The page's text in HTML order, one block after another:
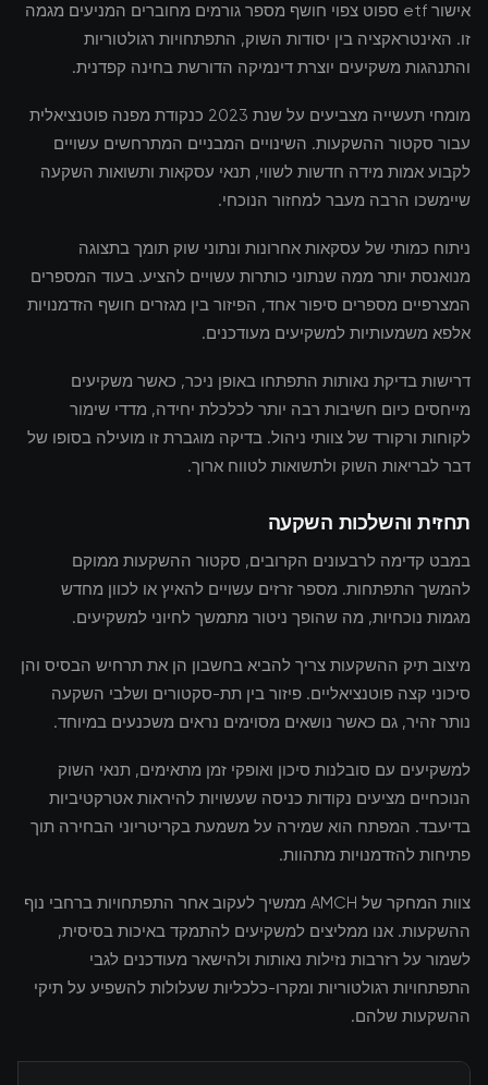
אישור etf ספוט צפוי חושף מספר גורמים מחוברים המניעים מגמה
זו. האינטראקציה בין יסודות השוק, התפתחויות רגולטוריות
והתנהגות משקיעים יוצרת דינמיקה הדורשת בחינה קפדנית.
מומחי תעשייה מצביעים על שנת 2023 כנקודת מפנה פוטנציאלית
עבור סקטור ההשקעות. השינויים המבניים המתרחשים עשויים
לקבוע אמות מידה חדשות לשווי, תנאי עסקאות ותשואות השקעה
שיימשכו הרבה מעבר למחזור הנוכחי.
ניתוח כמותי של עסקאות אחרונות ונתוני שוק תומך בתצוגה
מנואנסת יותר ממה שנתוני כותרות עשויים להציע. בעוד המספרים
המצרפיים מספרים סיפור אחד, הפיזור בין מגזרים חושף הזדמנויות
אלפא משמעותיות למשקיעים מעודכנים.
דרישות בדיקת נאותות התפתחו באופן ניכר, כאשר משקיעים
מייחסים כיום חשיבות רבה יותר לכלכלת יחידה, מדדי שימור
לקוחות ורקורד של צוותי ניהול. בדיקה מוגברת זו מועילה בסופו של
דבר לבריאות השוק ולתשואות לטווח ארוך.
תחזית והשלכות השקעה
במבט קדימה לרבעונים הקרובים, סקטור ההשקעות ממוקם
להמשך התפתחות. מספר זרזים עשויים להאיץ או לכוון מחדש
מגמות נוכחיות, מה שהופך ניטור מתמשך לחיוני למשקיעים.
מיצוב תיק ההשקעות צריך להביא בחשבון הן את תרחיש הבסיס והן
סיכוני קצה פוטנציאליים. פיזור בין תת-סקטורים ושלבי השקעה
נותר זהיר, גם כאשר נושאים מסוימים נראים משכנעים במיוחד.
למשקיעים עם סובלנות סיכון ואופקי זמן מתאימים, תנאי השוק
הנוכחיים מציעים נקודות כניסה שעשויות להיראות אטרקטיביות
בדיעבד. המפתח הוא שמירה על משמעת בקריטריוני הבחירה תוך
פתיחות להזדמנויות מתהוות.
צוות המחקר של AMCH ממשיך לעקוב אחר התפתחויות ברחבי נוף
ההשקעות. אנו ממליצים למשקיעים להתמקד באיכות בסיסית,
לשמור על רזרבות נזילות נאותות ולהישאר מעודכנים לגבי
התפתחויות רגולטוריות ומקרו-כלכליות שעלולות להשפיע על תיקי
ההשקעות שלהם.